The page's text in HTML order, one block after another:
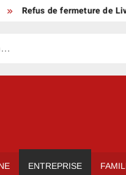
de fermeture de Livret A :
ENTREPRISE